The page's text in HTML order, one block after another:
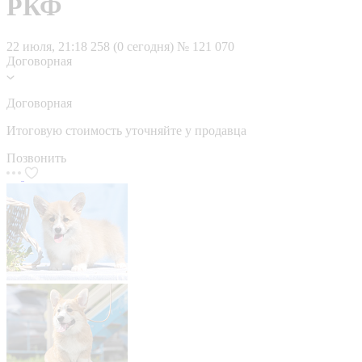
РКФ
22 июля, 21:18 258 (0 сегодня) № 121 070
Договорная
Договорная
Итоговую стоимость уточняйте у продавца
Позвонить